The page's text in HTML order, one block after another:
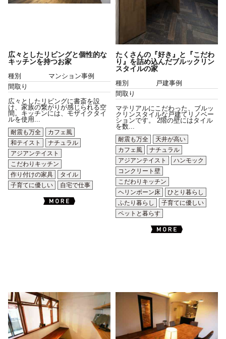
広々としたリビングと個性的な
キッチンを持つお家
種別
マンション事例
間取り
広々としたリビングに書斎を設
け、家族の繋がりが感じられる空
間。キッチンには、モザイクタイ
ルを使用...
耐震も万全
カフェ風
和テイスト
ナチュラル
アジアンテイスト
こだわりキッチン
作り付けの家具
タイル
子育てに優しい
自宅で仕事
たくさんの『好き』と『こだわ
り』を詰め込んだブルックリン
スタイルの家
種別
戸建事例
間取り
マテリアルにこだわった、ブルッ
クリンスタイルな戸建てリノベー
ションです。 2階の壁にはタイル
を数...
耐震も万全
天井が高い
カフェ風
ナチュラル
アジアンテイスト
ハンモック
コンクリート壁
こだわりキッチン
ヘリンボーン床
ひとり暮らし
ふたり暮らし
子育てに優しい
ペットと暮らす